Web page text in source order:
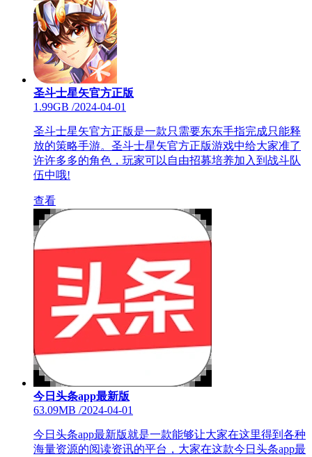
圣斗士星矢官方正版
1.99GB /2024-04-01
圣斗士星矢官方正版是一款只需要东东手指完成只能释
放的策略手游。圣斗士星矢官方正版游戏中给大家准了
许许多多的角色，玩家可以自由招募培养加入到战斗队
伍中哦!
查看
今日头条app最新版
63.09MB /2024-04-01
今日头条app最新版就是一款能够让大家在这里得到各种
海量资源的阅读资讯的平台，大家在这款今日头条app最